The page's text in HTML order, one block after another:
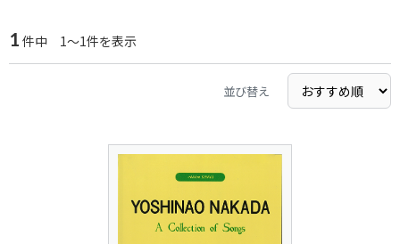
1 件中 1～1件を表示
並び替え